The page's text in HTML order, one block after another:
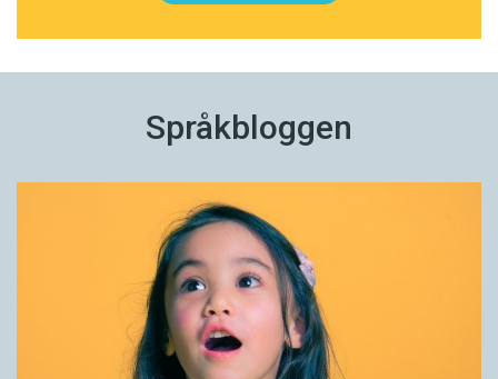
Språkbloggen